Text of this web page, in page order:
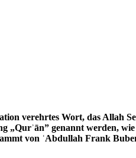
verehrtes Wort, das Allah
„Qurʾān” genannt werden, wie
von ʿAbdullah Frank